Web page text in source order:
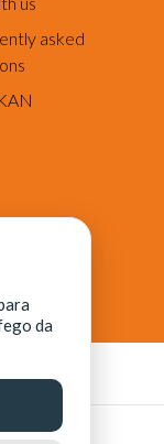
asked
Ciência,
da